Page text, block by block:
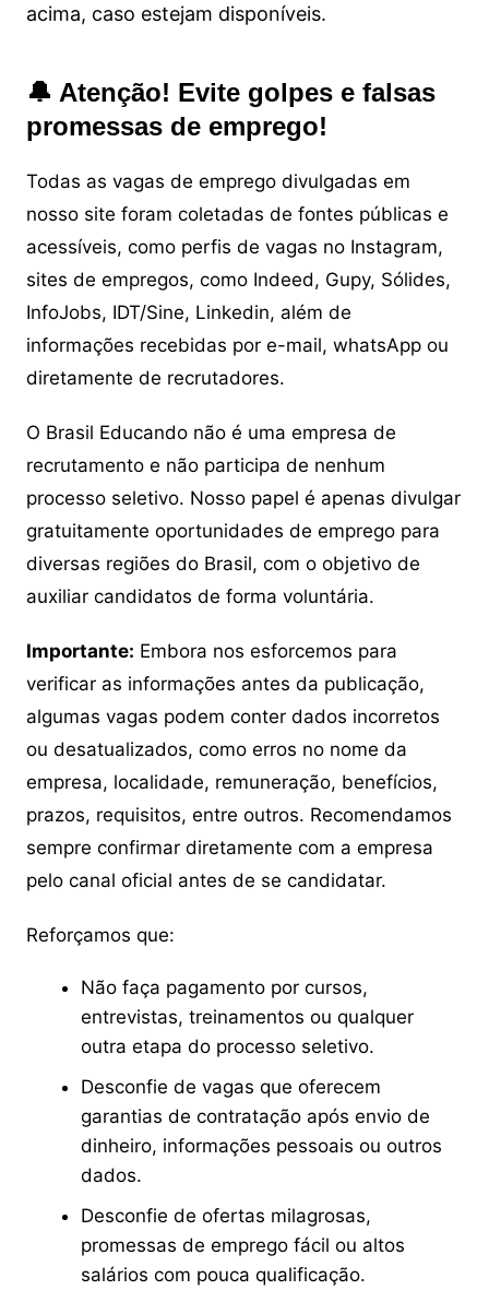
acima, caso estejam disponíveis.
🔔 Atenção! Evite golpes e falsas
promessas de emprego!
Todas as vagas de emprego divulgadas em
nosso site foram coletadas de fontes públicas e
acessíveis, como perfis de vagas no Instagram,
sites de empregos, como Indeed, Gupy, Sólides,
InfoJobs, IDT/Sine, Linkedin, além de
informações recebidas por e-mail, whatsApp ou
diretamente de recrutadores.
O Brasil Educando não é uma empresa de
recrutamento e não participa de nenhum
processo seletivo. Nosso papel é apenas divulgar
gratuitamente oportunidades de emprego para
diversas regiões do Brasil, com o objetivo de
auxiliar candidatos de forma voluntária.
Importante: Embora nos esforcemos para
verificar as informações antes da publicação,
algumas vagas podem conter dados incorretos
ou desatualizados, como erros no nome da
empresa, localidade, remuneração, benefícios,
prazos, requisitos, entre outros. Recomendamos
sempre confirmar diretamente com a empresa
pelo canal oficial antes de se candidatar.
Reforçamos que:
Não faça pagamento por cursos,
entrevistas, treinamentos ou qualquer
outra etapa do processo seletivo.
Desconfie de vagas que oferecem
garantias de contratação após envio de
dinheiro, informações pessoais ou outros
dados.
Desconfie de ofertas milagrosas,
promessas de emprego fácil ou altos
salários com pouca qualificação.